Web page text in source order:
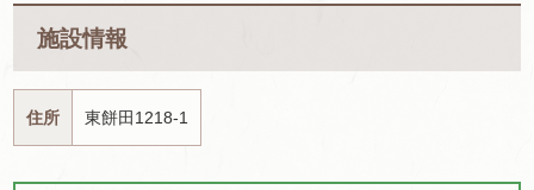
施設情報
住所 東餅田1218-1